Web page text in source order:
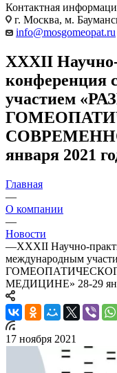
Контактная
г. Москва, м.
info@mosgomeopat.ru
XXXII
конференция
участием
января 2021
Главная
—
О компании
—
Новости
—XXXII Научно-
международным
МЕДИЦИНЕ» 28-29
17 ноября 2021